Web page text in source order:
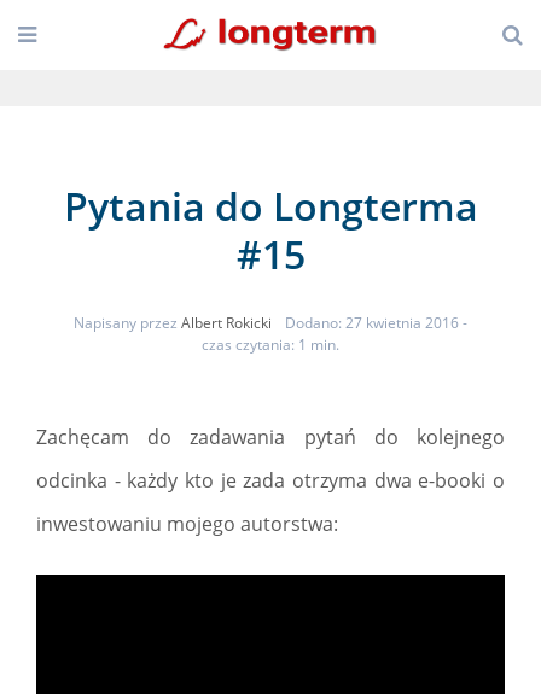
Pytania do Longterma
#15
Napisany przez Albert Rokicki Dodano: 27 kwietnia 2016-
czas czytania: 1 min.
Zachęcam do zadawania pytań do kolejnego
odcinka - każdy kto je zada otrzyma dwa e-booki o
inwestowaniu mojego autorstwa: